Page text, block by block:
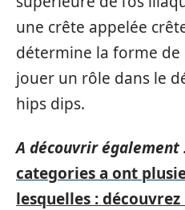
une crête appelée
détermine la forme
jouer un rôle dans le
hips dips.
A découvrir également
categories a ont
lesquelles :